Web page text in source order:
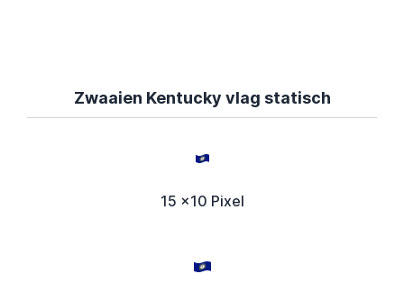
Zwaaien Kentucky vlag statisch
15 x10 Pixel